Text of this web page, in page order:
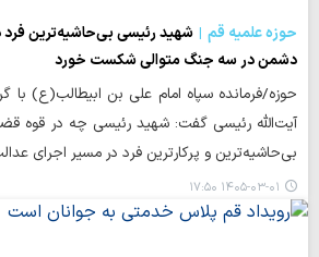
حوزه علمیه قم
شهید رئیسی بی‌حاشیه‌ترین فرد
دشمن در سه جنگ متوالی شکست خورد
حوزه/فرمانده سپاه امام علی بن ابیطالب(ع) با
آیت‌الله رئیسی گفت: شهید رئیسی چه در قوه
بی‌حاشیه‌ترین و پرکارترین فرد در مسیر اجرای
۱۴۰۵-۰۳-۰۱ ۱۷:۵۰